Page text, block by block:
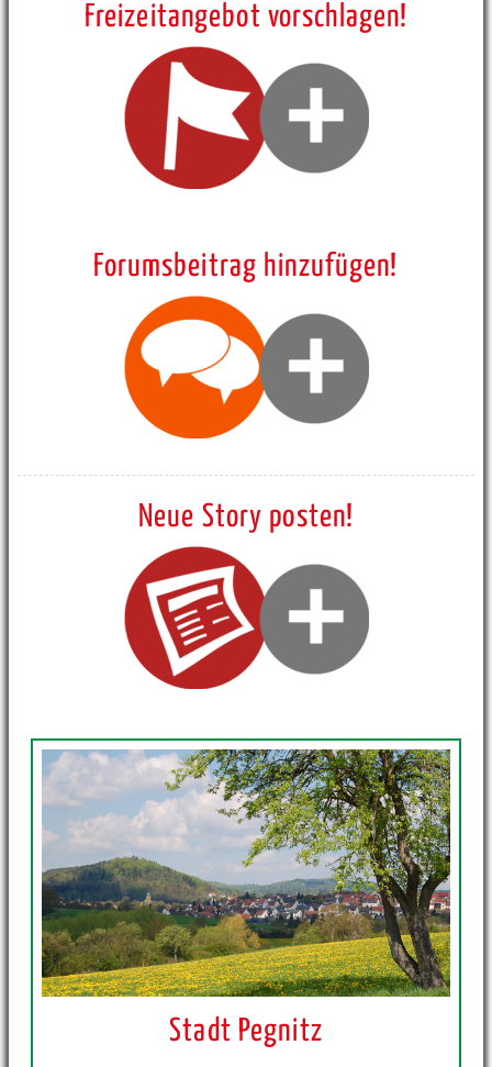
Freizeitangebot vorschlagen!
Forumsbeitrag hinzufügen!
Neue Story posten!
Stadt Pegnitz